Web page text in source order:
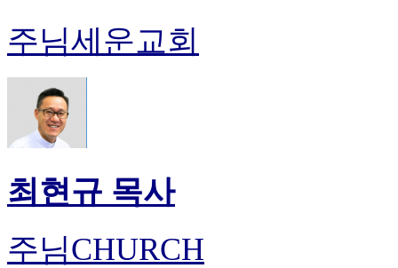
주님세운교회
최현규 목사
주님CHURCH